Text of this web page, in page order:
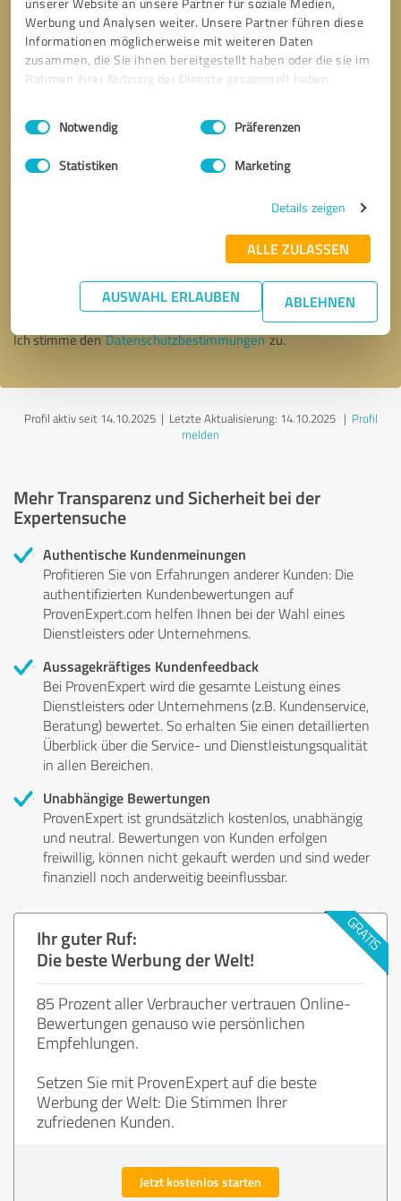
Werbung und Analysen weiter. Unsere Partner führen diese
Informationen möglicherweise mit weiteren Daten
zusammen, die Sie ihnen bereitgestellt haben oder die sie im
Rahmen Ihrer Nutzung der Dienste gesammelt haben.
Impressum Datenschutzbestimmungen
Einwilligungsauswahl
Notwendig Präferenzen
Statistiken Marketing
Details zeigen
ALLE ZULASSEN
AUSWAHL ERLAUBEN ABLEHNEN
* Erforderliche Angaben
Nachricht senden
Ich stimme denDatenschutzbestimmungenzu.
Profil aktiv seit 14.10.2025 | Letzte Aktualisierung: 14.10.2025| Profil
melden
Mehr Transparenz und Sicherheit bei der
Expertensuche
Authentische Kundenmeinungen
Profitieren Sie von Erfahrungen anderer Kunden: Die
authentifizierten Kundenbewertungen auf
ProvenExpert.com helfen Ihnen bei der Wahl eines
Dienstleisters oder Unternehmens.
Aussagekräftiges Kundenfeedback
Bei ProvenExpert wird die gesamte Leistung eines
Dienstleisters oder Unternehmens (z.B. Kundenservice,
Beratung) bewertet. So erhalten Sie einen detaillierten
Überblick über die Service- und Dienstleistungsqualität
in allen Bereichen.
Unabhängige Bewertungen
ProvenExpert ist grundsätzlich kostenlos, unabhängig
und neutral. Bewertungen von Kunden erfolgen
freiwillig, können nicht gekauft werden und sind weder
finanziell noch anderweitig beeinflussbar.
Ihr guter Ruf:
Die beste Werbung der Welt!
85 Prozent aller Verbraucher vertrauen Online-
Bewertungen genauso wie persönlichen
Empfehlungen.
Setzen Sie mit ProvenExpert auf die beste
Werbung der Welt: Die Stimmen Ihrer
zufriedenen Kunden.
Jetzt kostenlos starten